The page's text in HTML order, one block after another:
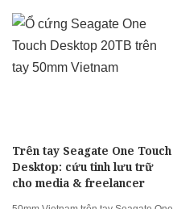
Trên tay Seagate One Touch
Desktop: cứu tinh lưu trữ
cho media & freelancer